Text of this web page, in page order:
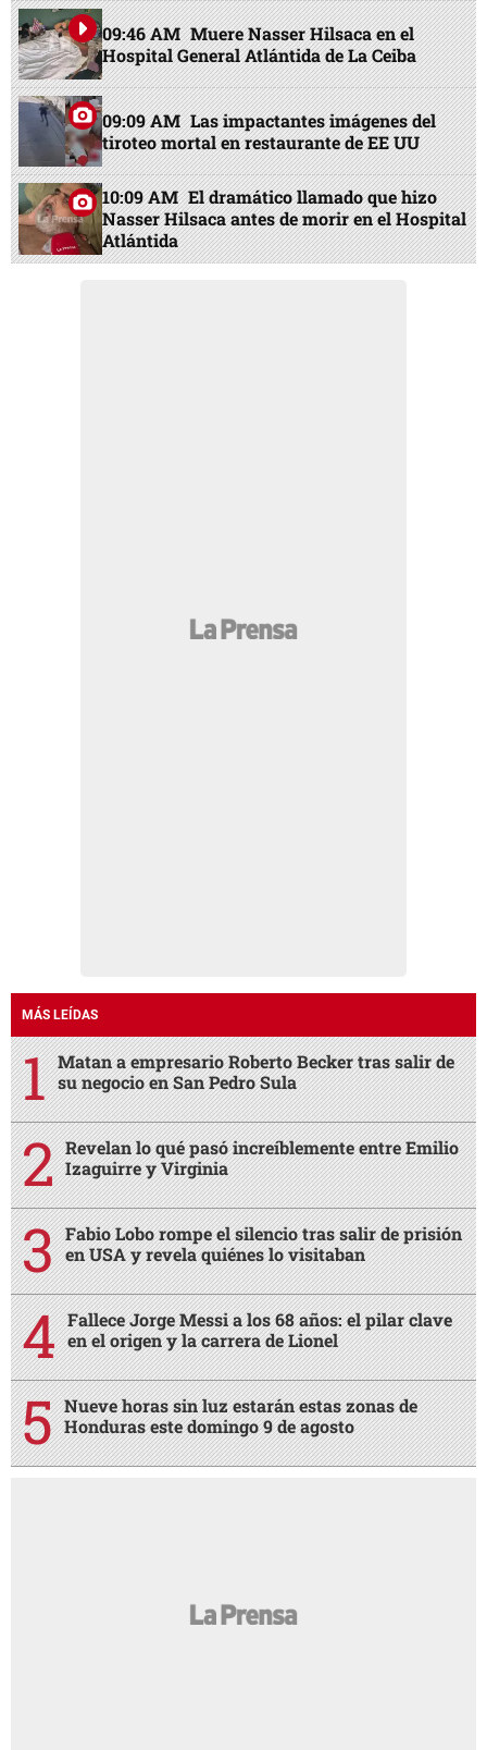
09:46 AM Muere Nasser Hilsaca en el
Hospital General Atlántida de La Ceiba
09:09 AM Las impactantes imágenes del
tiroteo mortal en restaurante de EE UU
10:09 AM El dramático llamado que hizo
Nasser Hilsaca antes de morir en el Hospital
Atlántida
MÁS LEÍDAS
Matan a empresario Roberto Becker tras salir de
su negocio en San Pedro Sula
Revelan lo qué pasó increíblemente entre Emilio
Izaguirre y Virginia
Fabio Lobo rompe el silencio tras salir de prisión
en USA y revela quiénes lo visitaban
Fallece Jorge Messi a los 68 años: el pilar clave
en el origen y la carrera de Lionel
Nueve horas sin luz estarán estas zonas de
Honduras este domingo 9 de agosto